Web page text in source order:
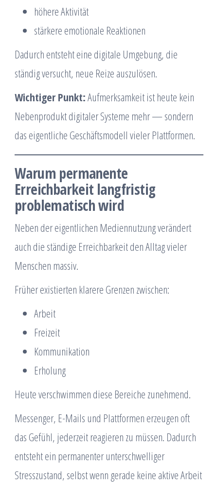
höhere Aktivität
stärkere emotionale Reaktionen
Dadurch entsteht eine digitale Umgebung, die
ständig versucht, neue Reize auszulösen.
Wichtiger Punkt:Aufmerksamkeit ist heute kein
Nebenprodukt digitaler Systeme mehr — sondern
das eigentliche Geschäftsmodell vieler Plattformen.
Warum permanente
Erreichbarkeit langfristig
problematisch wird
Neben der eigentlichen Mediennutzung verändert
auch die ständige Erreichbarkeit den Alltag vieler
Menschen massiv.
Früher existierten klarere Grenzen zwischen:
Arbeit
Freizeit
Kommunikation
Erholung
Heute verschwimmen diese Bereiche zunehmend.
Messenger, E-Mails und Plattformen erzeugen oft
das Gefühl, jederzeit reagieren zu müssen. Dadurch
entsteht ein permanenter unterschwelliger
Stresszustand, selbst wenn gerade keine aktive Arbeit